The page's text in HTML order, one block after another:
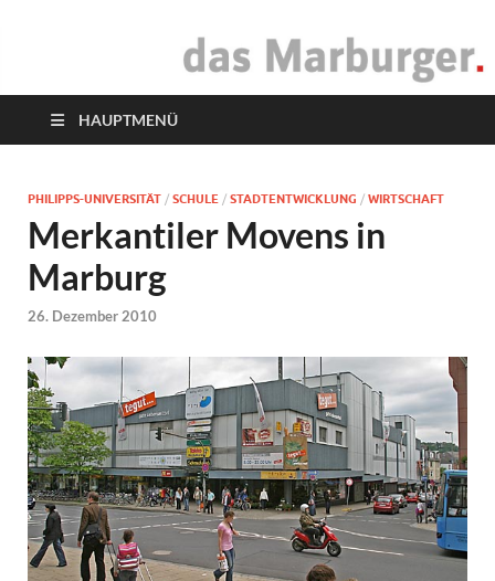
das Marburger.
HAUPTMENÜ
PHILIPPS-UNIVERSITÄT / SCHULE / STADTENTWICKLUNG / WIRTSCHAFT
Merkantiler Movens in
Marburg
26. Dezember 2010